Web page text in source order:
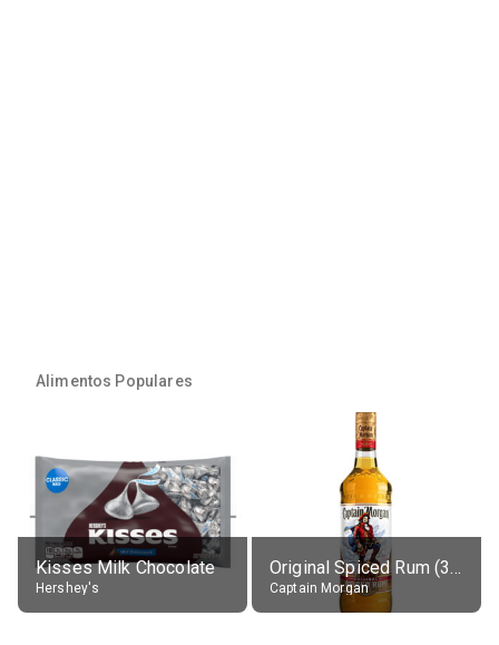
Alimentos Populares
Kisses Milk Chocolate
Hershey's
Original Spiced Rum (35% alc.)
Captain Morgan